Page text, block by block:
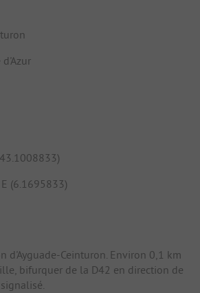
(6.1695833)
d'Ayguade-Ceinturon. Environ 0,1 km
bifurquer de la D42 en direction de